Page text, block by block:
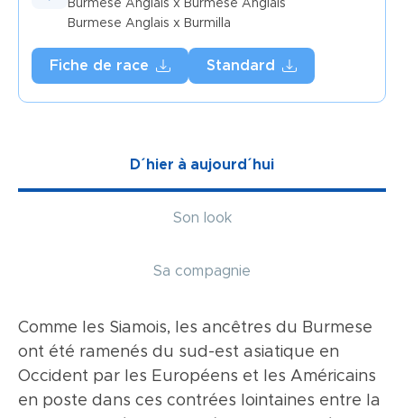
Burmese Anglais x Burmese Anglais
Burmese Anglais x Burmilla
Fiche de race Standard
D´hier à aujourd´hui
Son look
Sa compagnie
Comme les Siamois, les ancêtres du Burmese
ont été ramenés du sud-est asiatique en
Occident par les Européens et les Américains
en poste dans ces contrées lointaines entre la
Le Burmese anglais est un chat de taille
moyenne au physique athlétique et
harmonieux. Vue de face, la tête forme un
triangle avec des pommettes hautes et un
La couleur du Burmese anglais, tout en
camaïeu, ainsi que son physique doux et
harmonieux préfigurent aisément son
caractère : raffiné et aimant. Bien que d’un